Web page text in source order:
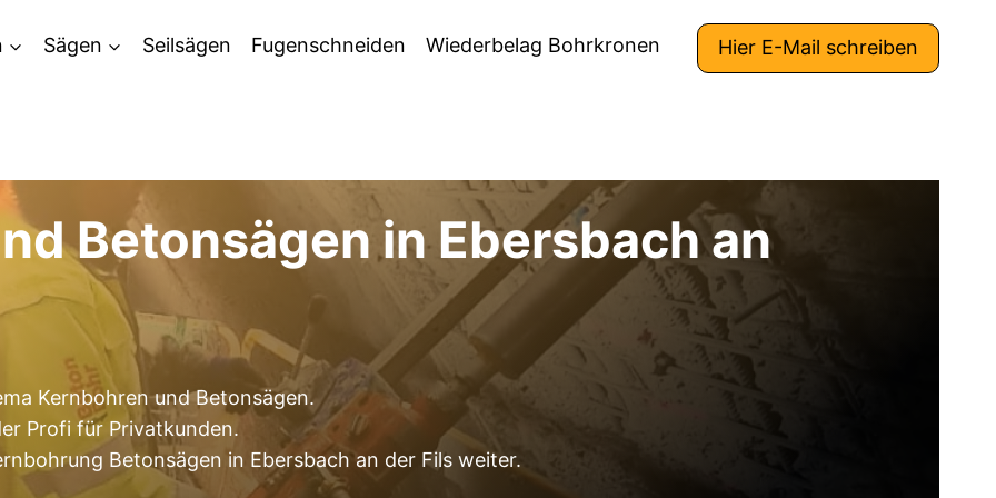
Sägen Seilsägen Fugenschneiden Wiederbelag Bohrkronen Hier E-Mail schreiben
Betonsägen in Ebersbach an
Kernbohren und Betonsägen.
Profi für Privatkunden.
Betonsägen in Ebersbach an der Fils weiter.